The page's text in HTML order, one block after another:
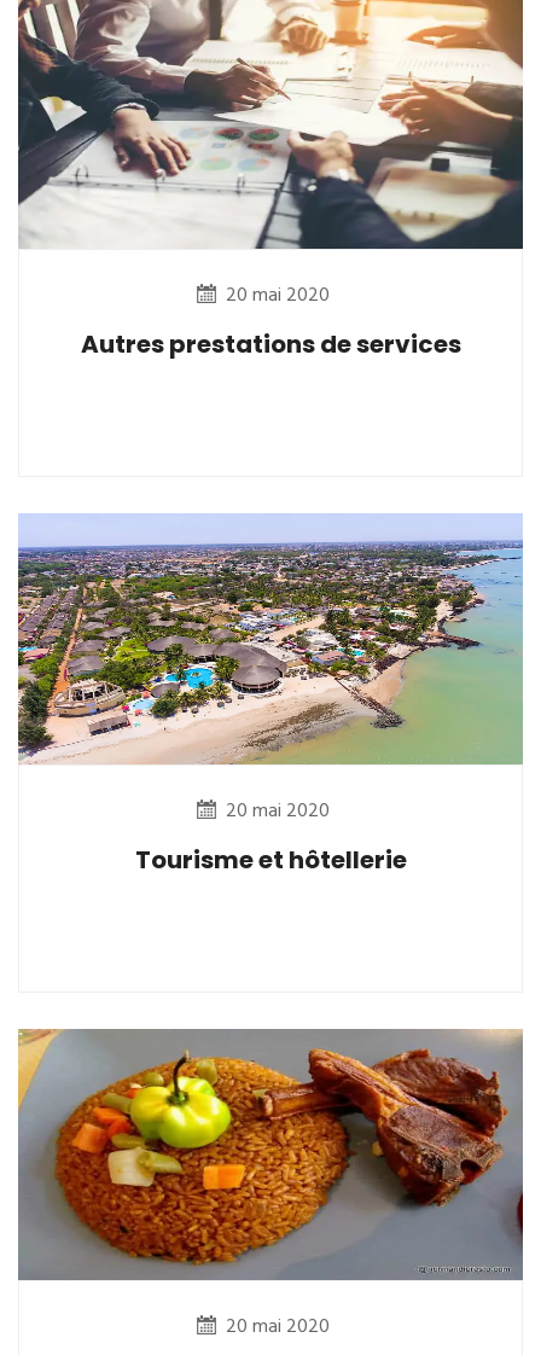
20 mai 2020
Autres prestations de services
20 mai 2020
Tourisme et hôtellerie
20 mai 2020